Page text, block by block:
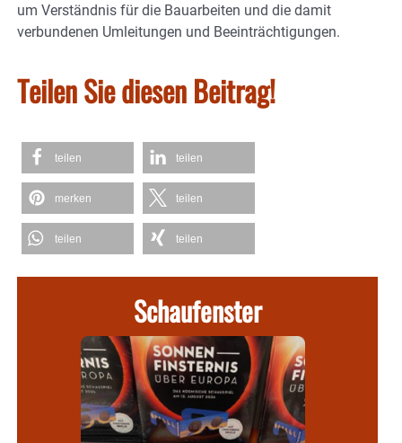
um Verständnis für die Bauarbeiten und die damit
verbundenen Umleitungen und Beeinträchtigungen.
Teilen Sie diesen Beitrag!
teilen teilen
merken teilen
teilen teilen
Schaufenster